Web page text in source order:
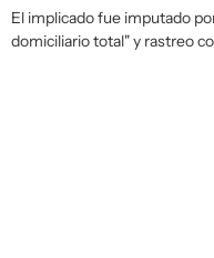
El implicado fue imputado
domiciliario total" y rastreo